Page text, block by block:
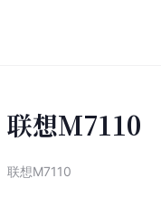
联想M7110
联想M7110